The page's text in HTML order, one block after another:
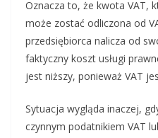
Oznacza to, że kwota VAT,
może zostać odliczona od
przedsiębiorca nalicza od
faktyczny koszt usługi
jest niższy, ponieważ VAT
Sytuacja wygląda inaczej,
czynnym podatnikiem VAT